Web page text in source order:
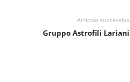
Articolo successivo
Gruppo Astrofili Lariani